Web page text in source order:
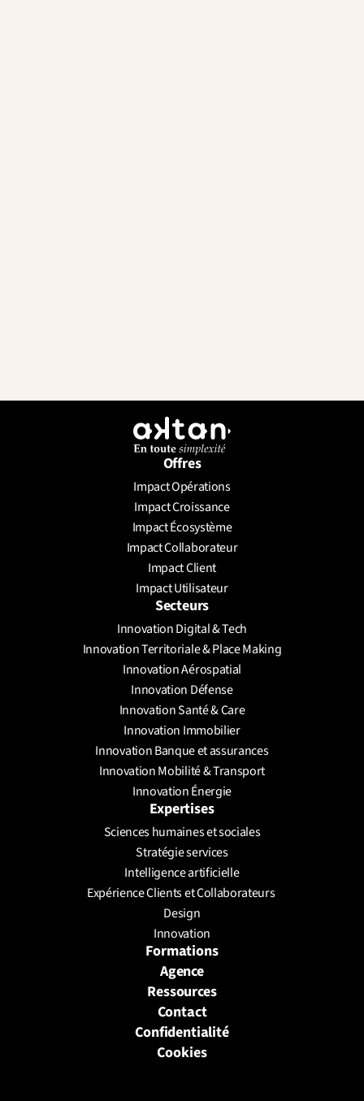
Envoyer un message
Prendre un rendez-vous
Offres
Impact Opérations
Impact Croissance
Impact Écosystème
Impact Collaborateur
Impact Client
Impact Utilisateur
Secteurs
Innovation Digital & Tech
Innovation Territoriale & Place Making
Innovation Aérospatial
Innovation Défense
Innovation Santé & Care
Innovation Immobilier
Innovation Banque et assurances
Innovation Mobilité & Transport
Innovation Énergie
Expertises
Sciences humaines et sociales
Stratégie services
Intelligence artificielle
Expérience Clients et Collaborateurs
Design
Innovation
Formations
Agence
Ressources
Contact
Confidentialité
Cookies